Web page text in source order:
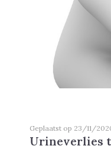
Geplaatst op 23/11/
Urineverlies